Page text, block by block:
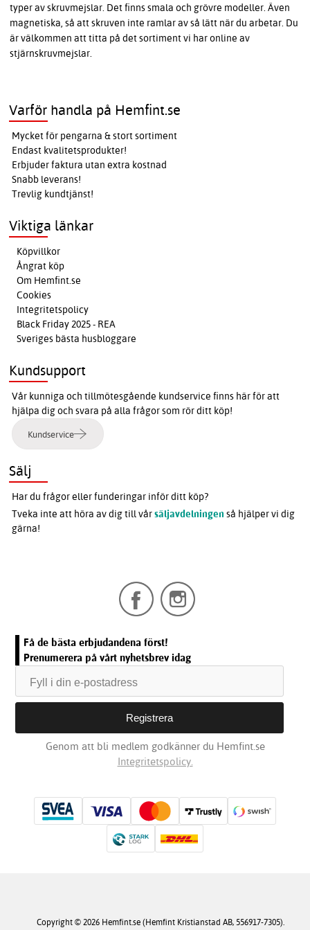
typer av skruvmejslar. Det finns smala och grövre modeller. Även
magnetiska, så att skruven inte ramlar av så lätt när du arbetar. Du
är välkommen att titta på det sortiment vi har online av
stjärnskruvmejslar.
Varför handla på Hemfint.se
Mycket för pengarna & stort sortiment
Endast kvalitetsprodukter!
Erbjuder faktura utan extra kostnad
Snabb leverans!
Trevlig kundtjänst!
Viktiga länkar
Köpvillkor
Ångrat köp
Om Hemfint.se
Cookies
Integritetspolicy
Black Friday 2025 - REA
Sveriges bästa husbloggare
Kundsupport
Vår kunniga och tillmötesgående kundservice finns här för att
hjälpa dig och svara på alla frågor som rör ditt köp!
Kundservice
Sälj
Har du frågor eller funderingar inför ditt köp?
Tveka inte att höra av dig till vårsäljavdelningen så hjälper vi dig
gärna!
Få de bästa erbjudandena först!
Prenumerera på vårt nyhetsbrev idag
Genom att bli medlem godkänner du Hemfint.se
Integritetspolicy.
Copyright © 2026 Hemfint.se (Hemfint Kristianstad AB, 556917-7305).